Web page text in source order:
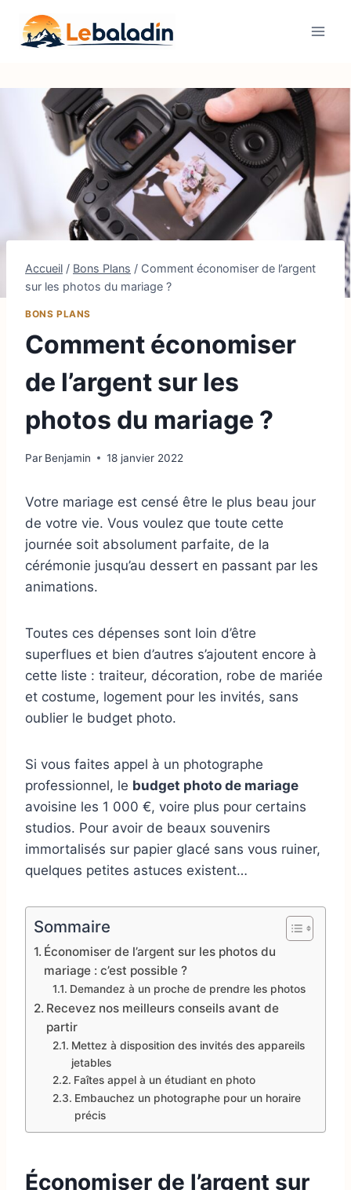
contenu
Accueil / Bons Plans / Comment économiser de l’argent
sur les photos du mariage ?
BONS PLANS
Comment économiser
de l’argent sur les
photos du mariage ?
Par Benjamin 18 janvier 2022
Votre mariage est censé être le plus beau jour
de votre vie. Vous voulez que toute cette
journée soit absolument parfaite, de la
cérémonie jusqu’au dessert en passant par les
animations.
Toutes ces dépenses sont loin d’être
superflues et bien d’autres s’ajoutent encore à
cette liste : traiteur, décoration, robe de mariée
et costume, logement pour les invités, sans
oublier le budget photo.
Si vous faites appel à un photographe
professionnel, le budget photo de mariage
avoisine les 1 000 €, voire plus pour certains
studios. Pour avoir de beaux souvenirs
immortalisés sur papier glacé sans vous ruiner,
quelques petites astuces existent…
Sommaire
Économiser de l’argent sur les photos du
mariage : c’est possible ?
Demandez à un proche de prendre les photos
Recevez nos meilleurs conseils avant de
partir
Mettez à disposition des invités des appareils
jetables
Faîtes appel à un étudiant en photo
Embauchez un photographe pour un horaire
précis
Économiser de l’argent sur